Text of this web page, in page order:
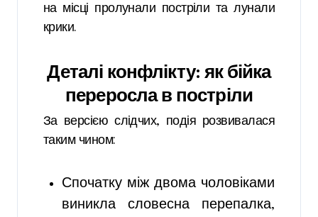
на місці пролунали постріли та лунали
крики.
Деталі конфлікту: як бійка
переросла в постріли
За версією слідчих, подія розвивалася
таким чином:
Спочатку між двома чоловіками
виникла словесна перепалка,